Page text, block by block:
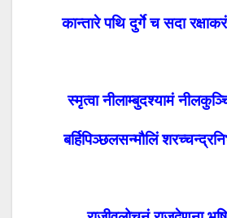
कान्तारे पथि दुर्गे च सदा
स्मृत्वा नीलाम्बुदश्यामं
बर्हिपिञ्छलसन्मौलिं